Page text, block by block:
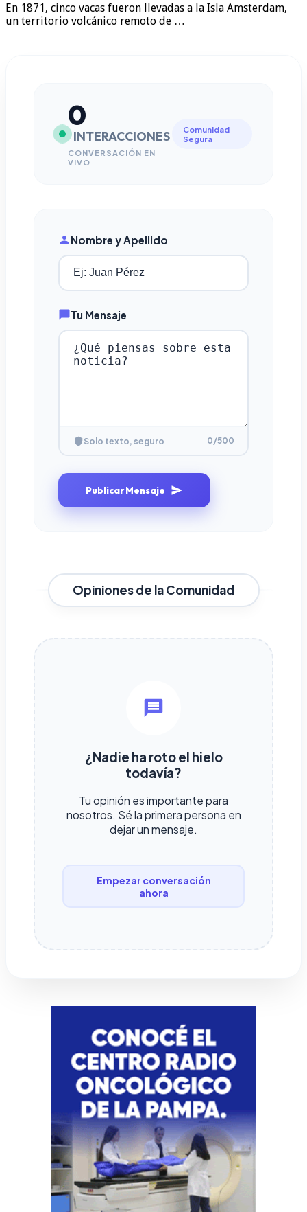
En 1871, cinco vacas fueron llevadas a la Isla Amsterdam,
un territorio volcánico remoto de …
0
INTERACCIONES
CONVERSACIÓN EN
VIVO
Comunidad
Segura
Nombre y Apellido
Tu Mensaje
Solo texto, seguro 0/500
Publicar Mensaje
Opiniones de la Comunidad
¿Nadie ha roto el hielo
todavía?
Tu opinión es importante para
nosotros. Sé la primera persona en
dejar un mensaje.
Empezar conversación
ahora